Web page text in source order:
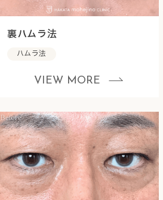
裏ハムラ法
ハムラ法
VIEW MORE